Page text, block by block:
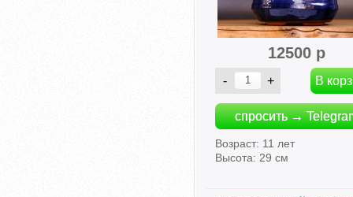
12500 р
спросить →
Возраст: 11 лет
Высота: 29 см